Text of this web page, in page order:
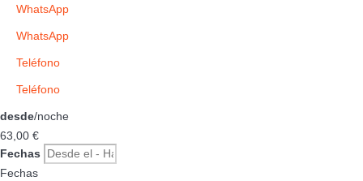
WhatsApp
WhatsApp
Teléfono
Teléfono
desde/noche
63, 00 €
Fechas
Fechas